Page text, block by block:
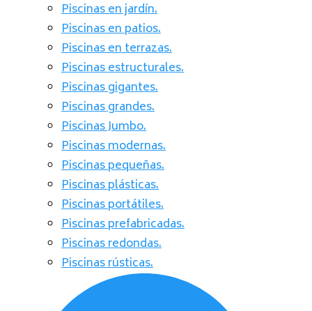
Piscinas en jardín.
Piscinas en patios.
Piscinas en terrazas.
Piscinas estructurales.
Piscinas gigantes.
Piscinas grandes.
Piscinas Jumbo.
Piscinas modernas.
Piscinas pequeñas.
Piscinas plásticas.
Piscinas portátiles.
Piscinas prefabricadas.
Piscinas redondas.
Piscinas rústicas.